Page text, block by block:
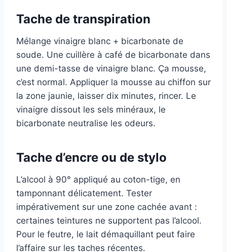
Tache de transpiration
Mélange vinaigre blanc + bicarbonate de
soude. Une cuillère à café de bicarbonate dans
une demi-tasse de vinaigre blanc. Ça mousse,
c’est normal. Appliquer la mousse au chiffon sur
la zone jaunie, laisser dix minutes, rincer. Le
vinaigre dissout les sels minéraux, le
bicarbonate neutralise les odeurs.
Tache d’encre ou de stylo
L’alcool à 90° appliqué au coton-tige, en
tamponnant délicatement. Tester
impérativement sur une zone cachée avant :
certaines teintures ne supportent pas l’alcool.
Pour le feutre, le lait démaquillant peut faire
l’affaire sur les taches récentes.